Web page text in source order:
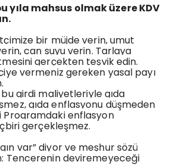
yıla mahsus olmak üzere KDV
bir müjde verin, umut
can suyu verin. Tarlaya
gerçekten teşvik edin.
vermeniz gereken yasal payı
girdi maliyetleriyle gıda
gıda enflasyonu düşmeden
Programdaki enflasyon
gerçekleşmez.
var” diyor ve meşhur sözü
Tencerenin deviremeyeceği